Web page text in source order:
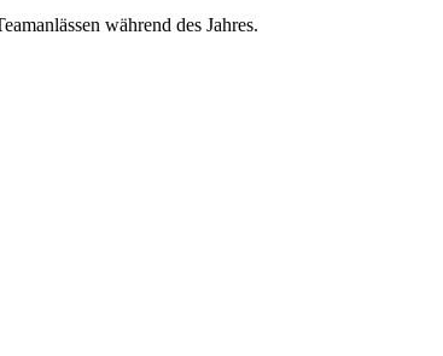
während des Jahres.